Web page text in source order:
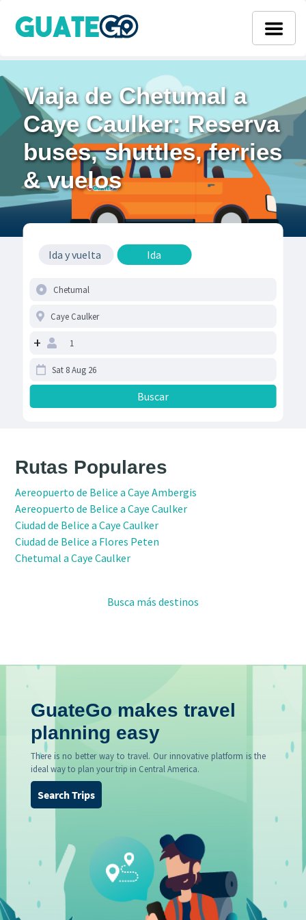
Viaja de Chetumal a
Caye Caulker: Reserva
buses, shuttles, ferries
& vuelos
Ida y vuelta Ida
+
Rutas Populares
Aereopuerto de Belice a Caye Ambergis
Aereopuerto de Belice a Caye Caulker
Ciudad de Belice a Caye Caulker
Ciudad de Belice a Flores Peten
Chetumal a Caye Caulker
Busca más destinos
GuateGo makes travel
planning easy
There is no better way to travel. Our innovative platform is the
ideal way to plan your trip in Central America.
Search Trips